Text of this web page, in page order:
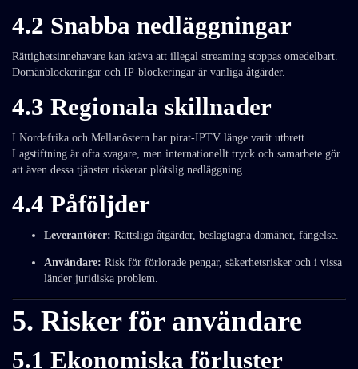
4.2 Snabba nedläggningar
Rättighetsinnehavare kan kräva att illegal streaming stoppas omedelbart.
Domänblockeringar och IP-blockeringar är vanliga åtgärder.
4.3 Regionala skillnader
I Nordafrika och Mellanöstern har pirat-IPTV länge varit utbrett.
Lagstiftning är ofta svagare, men internationellt tryck och samarbete gör
att även dessa tjänster riskerar plötslig nedläggning.
4.4 Påföljder
Leverantörer: Rättsliga åtgärder, beslagtagna domäner, fängelse.
Användare: Risk för förlorade pengar, säkerhetsrisker och i vissa
länder juridiska problem.
5. Risker för användare
5.1 Ekonomiska förluster